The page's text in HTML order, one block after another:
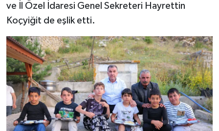
ve İl Özel İdaresi Genel Sekreteri Hayrettin
Koçyiğit de eşlik etti.